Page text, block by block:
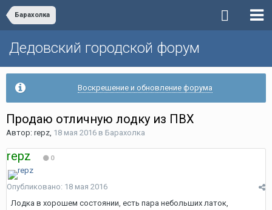
Барахолка
Дедовский городской форум
Воскрешение и обновление форума
Продаю отличную лодку из ПВХ
Автор: repz, 18 мая 2016 в Барахолка
repz 0
Опубликовано: 18 мая 2016
Лодка в хорошем состоянии, есть пара небольших латок,